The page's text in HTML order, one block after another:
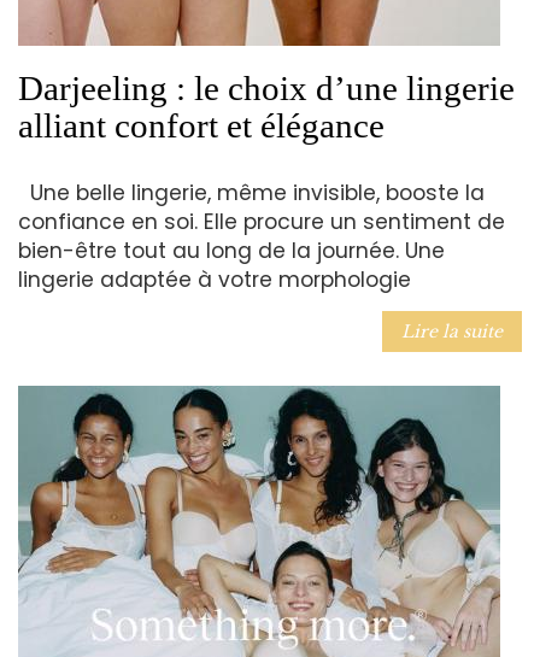
Darjeeling : le choix d’une lingerie
alliant confort et élégance
Une belle lingerie, même invisible, booste la
confiance en soi. Elle procure un sentiment de
bien-être tout au long de la journée. Une
lingerie adaptée à votre morphologie
Lire la suite